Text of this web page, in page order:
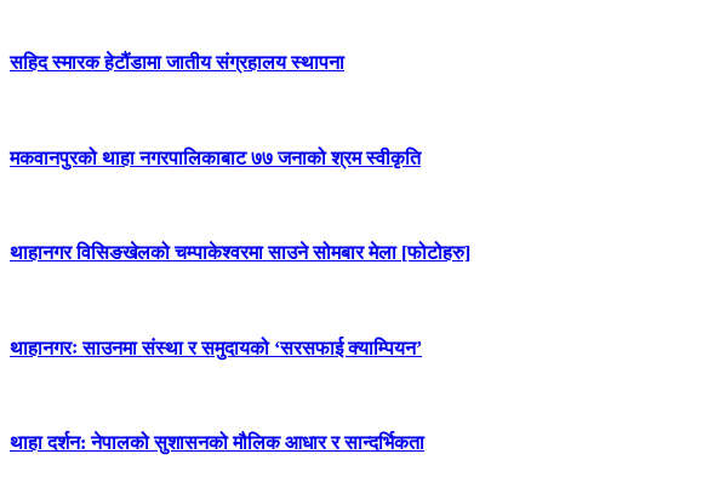
सहिद स्मारक हेटौंडामा जातीय संग्रहालय स्थापना
मकवानपुरको थाहा नगरपालिकाबाट ७७ जनाको श्रम स्वीकृति
थाहानगर विसिङखेलको चम्पाकेश्वरमा साउने सोमबार मेला [फोटोहरु]
थाहानगरः साउनमा संस्था र समुदायको ‘सरसफाई क्याम्पियन’
थाहा दर्शन: नेपालको सुशासनको मौलिक आधार र सान्दर्भिकता